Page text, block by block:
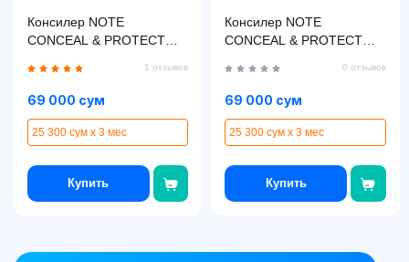
Консилер NOTE
CONCEAL & PROTECT
(4.5 мл)
1 отзывов
69 000 сум
25 300 сум x 3 мес
Купить
Консилер NOTE
CONCEAL & PROTECT
(4.5 мл)
0 отзывов
69 000 сум
25 300 сум x 3 мес
Купить